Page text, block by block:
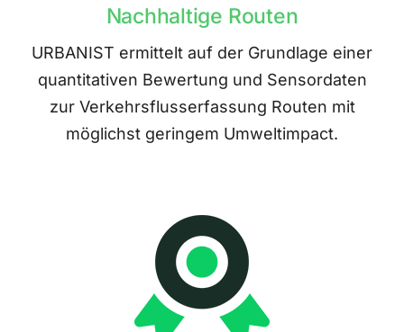
Nachhaltige Routen
URBANIST ermittelt auf der Grundlage einer
quantitativen Bewertung und Sensordaten
zur Verkehrsflusserfassung Routen mit
möglichst geringem Umweltimpact.